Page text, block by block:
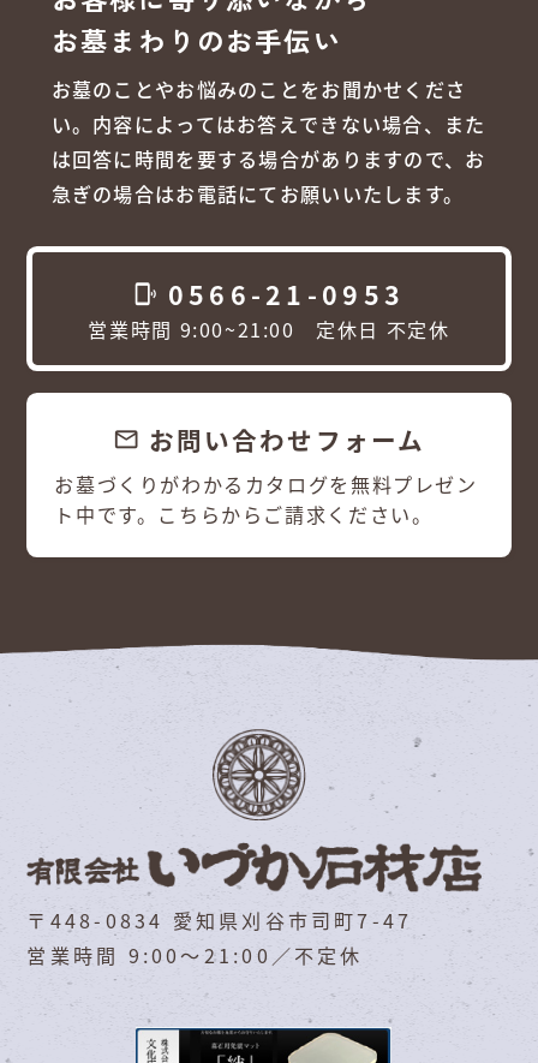
お墓まわりのお手伝い
お墓のことやお悩みのことをお聞かせくださ
い。内容によってはお答えできない場合、また
は回答に時間を要する場合がありますので、お
急ぎの場合はお電話にてお願いいたします。
phonelink_ring 0566-21-0953
営業時間 9:00~21:00 定休日 不定休
email お問い合わせフォーム
お墓づくりがわかるカタログを無料プレゼン
ト中です。こちらからご請求ください。
〒448-0834 愛知県刈谷市司町7-47
営業時間 9:00～21:00／不定休